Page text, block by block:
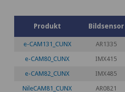
Produkt Bildsensor
e-CAM131_CUNX AR1335
e-CAM80_CUNX
IMX415
e-CAM82_CUNX
IMX485
NileCAM81_CUNX
AR0821